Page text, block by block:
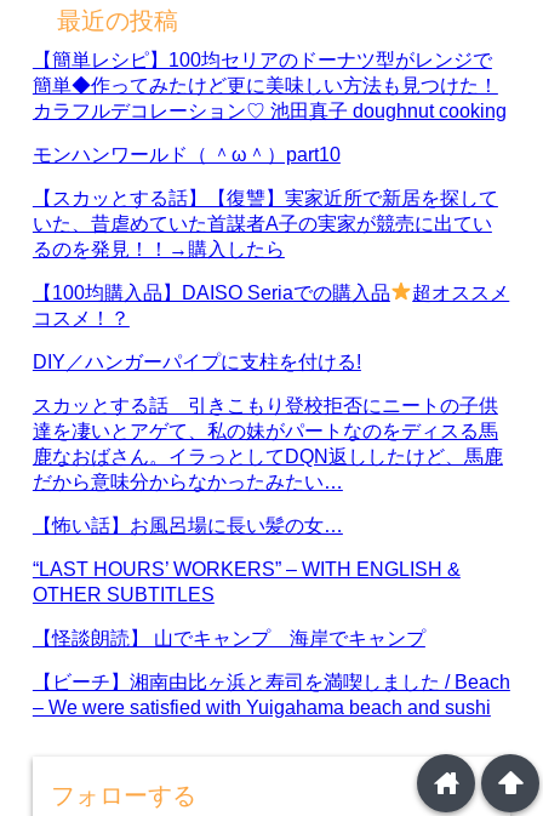
最近の投稿
【簡単レシピ】100均セリアのドーナツ型がレンジで
簡単◆作ってみたけど更に美味しい方法も見つけた！
カラフルデコレーション♡ 池田真子 doughnut cooking
モンハンワールド（ ＾ω＾）part10
【スカッとする話】【復讐】実家近所で新居を探して
いた、昔虐めていた首謀者A子の実家が競売に出てい
るのを発見！！→購入したら
【100均購入品】DAISO Seriaでの購入品
超オススメ
コスメ！？
DIY／ハンガーパイプに支柱を付ける!
スカッとする話 引きこもり登校拒否にニートの子供
達を凄いとアゲて、私の妹がパートなのをディスる馬
鹿なおばさん。イラっとしてDQN返ししたけど、馬鹿
だから意味分からなかったみたい…
【怖い話】お風呂場に長い髪の女…
“LAST HOURS’ WORKERS” – WITH ENGLISH &
OTHER SUBTITLES
【怪談朗読】 山でキャンプ 海岸でキャンプ
【ビーチ】湘南由比ヶ浜と寿司を満喫しました / Beach
– We were satisfied with Yuigahama beach and sushi
フォローする arrowup
home